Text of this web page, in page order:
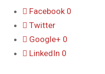
Facebook 0
Twitter
Google+ 0
LinkedIn 0